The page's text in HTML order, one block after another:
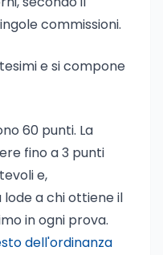
commissioni.
e si compone
60 punti. La
fino a 3 punti
e,
lode a chi ottiene il
in ogni prova.
dell'ordinanza